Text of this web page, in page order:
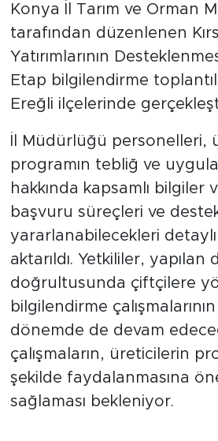
Konya İl Tarım ve Orman
tarafından düzenlenen
Yatırımlarının
Etap bilgilendirme
Ereğli ilçelerinde
İl Müdürlüğü personelleri,
programın tebliğ ve
hakkında kapsamlı bilgiler
başvuru süreçleri ve
yararlanabilecekleri
aktarıldı. Yetkililer,
doğrultusunda çiftçilere
bilgilendirme
dönemde de devam
çalışmaların, üreticilerin
şekilde faydalanmasına
sağlaması bekleniyor.